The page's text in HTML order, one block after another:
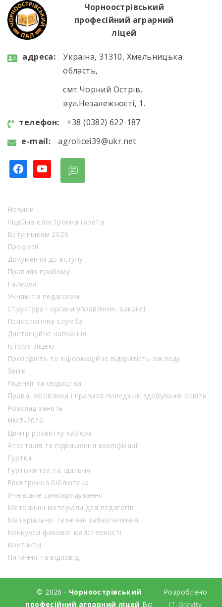
зерносховище, машинно-тракторний парк,
ферму великої рогатої […]
Чорноострівський
професійний аграрний
ліцей
aдресa:
Україна, 31310, Хмельницька
область,
смт.Чорний Острів,
вул.Незалежності, 1.
телефон:
+38 (0382) 622-187
e-mail:
agrolicei39@ukr.net
facebookyoutube
Новини
Ліцейна електронна газета
Вступникам 2026
Професії
Документи до вступу
Правила прийому
Галерея
Учням та педагогам
Структура і органи управління, вакансії
Психологічна служба
Дистанційне навчання
Історія ліцею
Прозорість та інформаційна відкритість закладу
Звіти
Ліцензії та свідоцтва
Права, обов’язки і правила поведінки здобувачів освіти
Розклад занять
НМТ-2026
Центр розвитку кар’єри
Атестація та підвищення кваліфікації
Гуртки
Гуртожиток та їдальня
Електронна бібліотека
Учнівське самоврядування
Методичні матеріали для педагогів
Матеріально-технічне забезпечення
Конкурси фахової майстерності
Контакти
Питання та відповіді
© 2026 - Чорноострівський
професійний аграрний ліцей Всі
Розроблено
IT-Gravity